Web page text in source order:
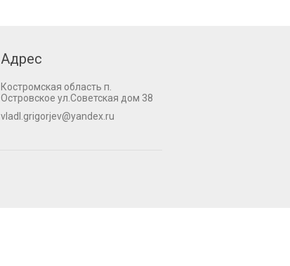
Адрес
Костромская область п.
Островское ул.Советская дом 38
vladl.grigorjev@yandex.ru